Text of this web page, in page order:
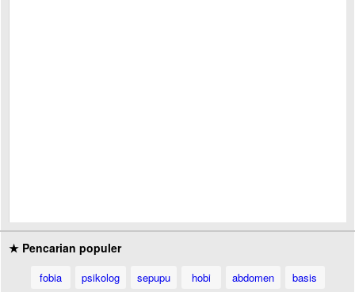
★ Pencarian populer
fobia psikolog sepupu hobi abdomen
basis